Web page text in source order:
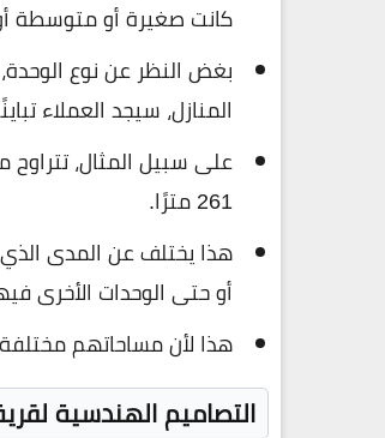
كانت صغيرة أو متوسطة
بغض النظر عن نوع
المنازل، سيجد العملاء
261 مترًا.
هذا يختلف عن المدى الذي
أو حتى الوحدات الأخرى
هذا لأن مساحاتهم
التصاميم الهندسية